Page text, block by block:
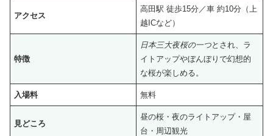
アクセス
高田駅 徒歩15分／車 約10分（上
越ICなど）
特徴
日本三大夜桜の一つとされ、ラ
イトアップやぼんぼりで幻想的
な桜が楽しめる。
入場料 無料
見どころ
昼の桜・夜のライトアップ・屋
台・周辺観光